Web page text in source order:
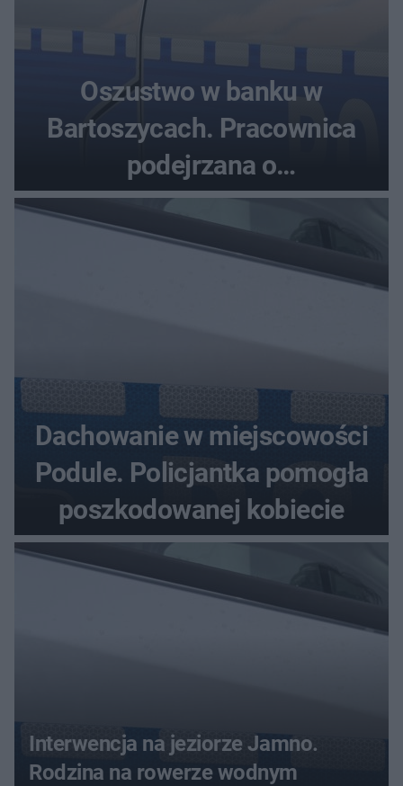
Oszustwo w banku w
Bartoszycach. Pracownica
podejrzana o
przywłaszczenie 470 000 zł
Dachowanie w miejscowości
Podule. Policjantka pomogła
poszkodowanej kobiecie
Interwencja na jeziorze Jamno.
Rodzina na rowerze wodnym